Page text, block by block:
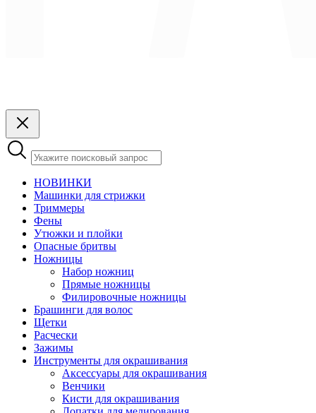
НОВИНКИ
Машинки для стрижки
Триммеры
Фены
Утюжки и плойки
Опасные бритвы
Ножницы
Набор ножниц
Прямые ножницы
Филировочные ножницы
Брашинги для волос
Щетки
Расчески
Зажимы
Инструменты для окрашивания
Аксессуары для окрашивания
Венчики
Кисти для окрашивания